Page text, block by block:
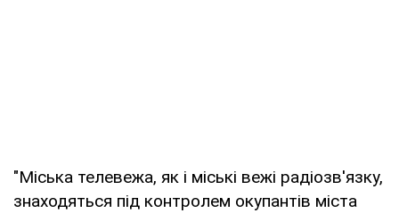
"Міська телевежа, як і міські вежі радіозв'язку,
знаходяться під контролем окупантів міста